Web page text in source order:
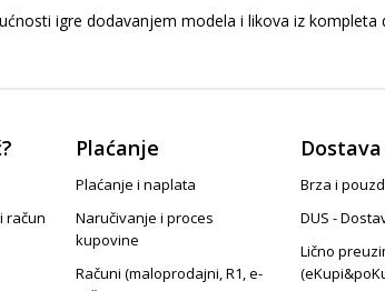
igre dodavanjem modela i likova iz kompleta
račun
Plaćanje
Plaćanje i naplata
Naručivanje i proces
kupovine
Računi (maloprodajni, R1, e-
Dostava
Brza i
DUS -
Lično